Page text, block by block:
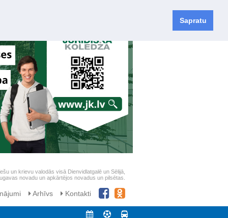
Sapratu
un krievu valodās visā Dienvidlatgalē un Sēlijā,
novadu un apkārtējos novadus un pilsētas.
Arhīvs Kontakti